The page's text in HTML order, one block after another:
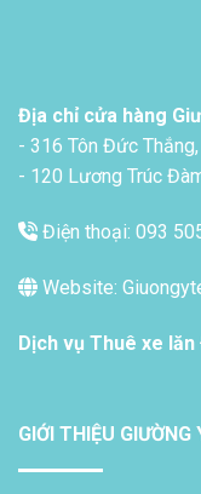
Địa chỉ cửa hàng
- 316 Tôn Đức
- 120 Lương Trúc
Điện thoại: 093
Website:
Dịch vụ Thuê xe lăn
GIỚI THIỆU